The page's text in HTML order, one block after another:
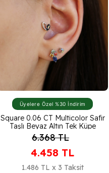
Üyelere Özel %30 İndirim
Square 0.06 CT Multicolor Safir
Taşlı Beyaz Altın Tek Küpe
6.368TL
4.458 TL
1.486 TL x 3 Taksit